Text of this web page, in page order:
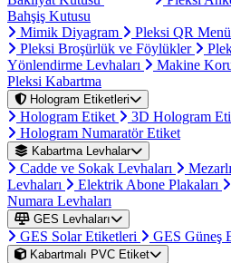
Bahşiş Kutusu
Mimik Diyagram
Pleksi QR Menü
Pleksi Broşürlük ve Föylükler
Yönlendirme Levhaları
Makine
Pleksi Kabartma
Hologram Etiketleri
Hologram Etiket 3D Hologram
Hologram Numaratör Etiket
Kabartma Levhalar
Cadde ve Sokak Levhaları
Levhaları
Elektrik Abone Plakaları
Numara Levhaları
GES Levhaları
GES Solar Etiketleri GES Güneş
Kabartmalı PVC Etiket